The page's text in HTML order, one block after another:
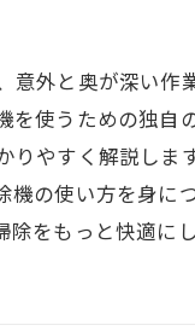
外と奥が深い
使うための独
やすく解説し
の使い方を身
をもっと快適にし